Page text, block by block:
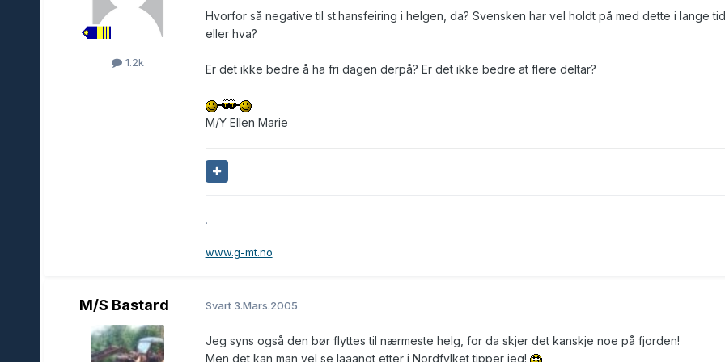
1.2k
Hvorfor så negative til st.hansfeiring i helgen, da? Svensken har vel holdt på med dette i lange
eller hva?
Er det ikke bedre å ha fri dagen derpå? Er det ikke bedre at flere deltar?
M/Y Ellen Marie
.
www.g-mt.no
M/S Bastard Svart 3.Mars.2005
Jeg syns også den bør flyttes til nærmeste helg, for da skjer det kanskje noe på fjorden!
Men det kan man vel se laaangt etter i Nordfylket tipper jeg!